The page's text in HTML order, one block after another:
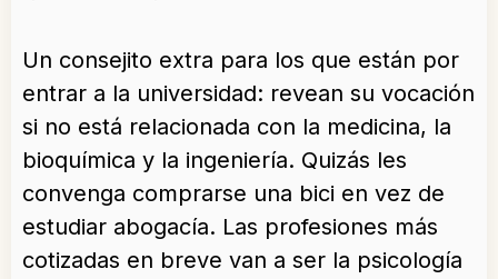
Un consejito extra para los que están por
entrar a la universidad: revean su vocación
si no está relacionada con la medicina, la
bioquímica y la ingeniería. Quizás les
convenga comprarse una bici en vez de
estudiar abogacía. Las profesiones más
cotizadas en breve van a ser la psicología